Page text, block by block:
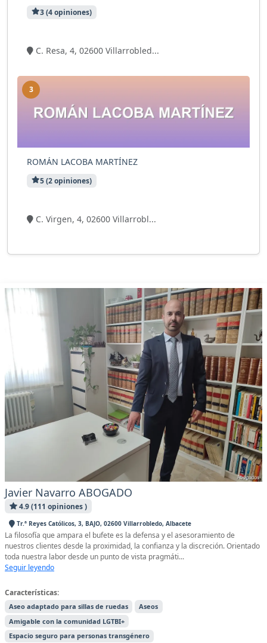
3 (4 opiniones)
C. Resa, 4, 02600 Villarrobled...
3
ROMÁN LACOBA MARTÍNEZ
5 (2 opiniones)
C. Virgen, 4, 02600 Villarrobl...
Javier Navarro ABOGADO
4.9 (111 opiniones )
Tr.ª Reyes Católicos, 3, BAJO, 02600 Villarrobledo, Albacete
La filosofía que ampara el bufete es la defensa y el asesoramiento de
nuestros clientes desde la proximidad, la confianza y la discreción. Orientado
toda nuestra labor desde un punto de vista pragmáti...
Seguir leyendo
Características:
Aseo adaptado para sillas de ruedas
Aseos
Amigable con la comunidad LGTBI+
Espacio seguro para personas transgénero